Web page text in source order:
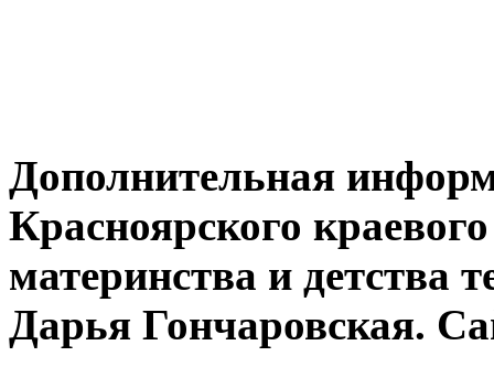
Дополнительная
Красноярского
материнства и детства
Дарья Гончаровская.